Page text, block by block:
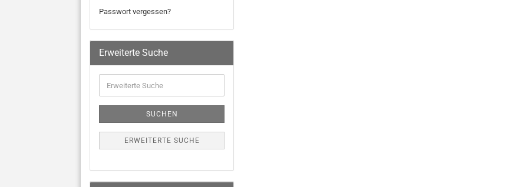
Passwort vergessen?
Erweiterte Suche
SUCHEN
ERWEITERTE SUCHE